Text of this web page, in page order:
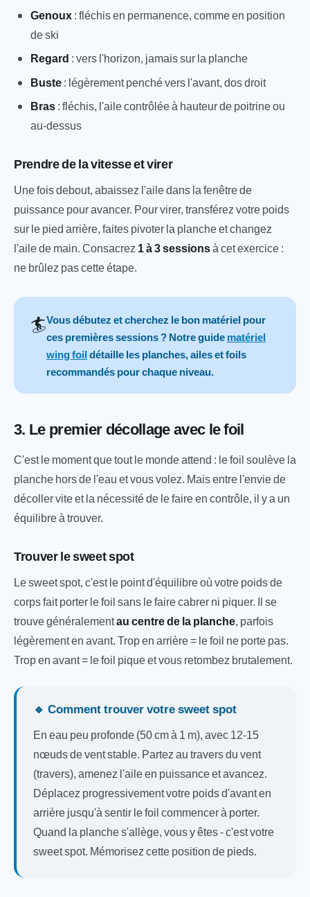
Genoux: fléchis en permanence, comme en position
de ski
Regard : vers l'horizon, jamais sur la planche
Buste: légèrement penché vers l'avant, dos droit
Bras: fléchis, l'aile contrôlée à hauteur de poitrine ou
au-dessus
Prendre de la vitesse et virer
Une fois debout, abaissez l'aile dans la fenêtre de
puissance pour avancer. Pour virer, transférez votre poids
sur le pied arrière, faites pivoter la planche et changez
l'aile de main. Consacrez 1 à 3 sessionsà cet exercice :
ne brûlez pas cette étape.
🏄Vous débutez et cherchez le bon matériel pour
ces premières sessions ? Notre guide matériel
wing foil détaille les planches, ailes et foils
recommandés pour chaque niveau.
3. Le premier décollage avec le foil
C'est le moment que tout le monde attend : le foil soulève la
planche hors de l'eau et vous volez. Mais entre l'envie de
décoller vite et la nécessité de le faire en contrôle, il y a un
équilibre à trouver.
Trouver le sweet spot
Le sweet spot, c'est le point d'équilibre où votre poids de
corps fait porter le foil sans le faire cabrer ni piquer. Il se
trouve généralementau centre de la planche, parfois
légèrement en avant. Trop en arrière = le foil ne porte pas.
Trop en avant = le foil pique et vous retombez brutalement.
🔹 Comment trouver votre sweet spot
En eau peu profonde (50 cm à 1 m), avec 12-15
nœuds de vent stable. Partez au travers du vent
(travers), amenez l'aile en puissance et avancez.
Déplacez progressivement votre poids d'avant en
arrière jusqu'à sentir le foil commencer à porter.
Quand la planche s'allège, vous y êtes - c'est votre
sweet spot. Mémorisez cette position de pieds.